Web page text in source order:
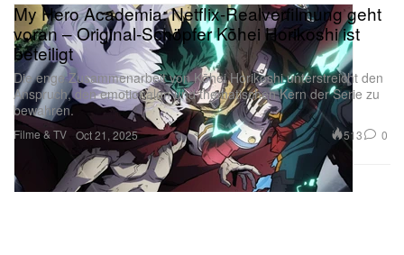
Filme & TV
My Hero Academia: Netflix-Realverfilmung geht
voran – Original-Schöpfer Kōhei Horikoshi ist
beteiligt
Die enge Zusammenarbeit von Kōhei Horikoshi unterstreicht den
Anspruch, den emotionalen und thematischen Kern der Serie zu
bewahren.
Oct 21, 2025 513 0